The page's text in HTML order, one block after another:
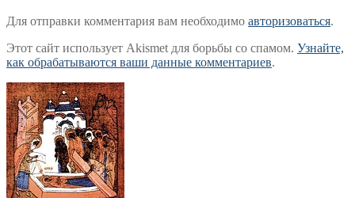
Для отправки комментария вам необходимо авторизоваться.
Этот сайт использует Akismet для борьбы со спамом. Узнайте,
как обрабатываются ваши данные комментариев.